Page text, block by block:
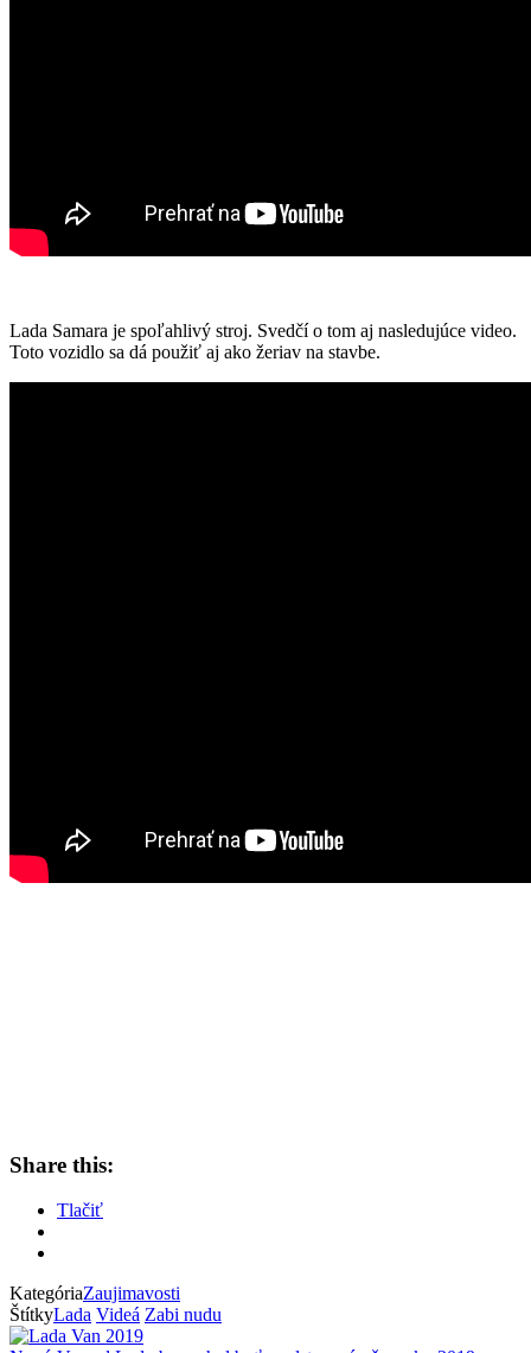
Lada Samara je spoľahlivý stroj. Svedčí o tom aj nasledujúce video.
Toto vozidlo sa dá použiť aj ako žeriav na stavbe.
Share this:
Tlačiť
KategóriaZaujimavosti
ŠtítkyLada Videá Zabi nudu